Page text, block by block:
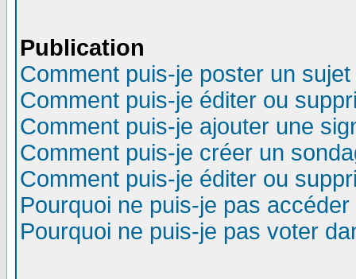
Publication
Comment puis-je poster un
Comment puis-je éditer ou
Comment puis-je ajouter une
Comment puis-je créer un
Comment puis-je éditer ou
Pourquoi ne puis-je pas
Pourquoi ne puis-je pas voter